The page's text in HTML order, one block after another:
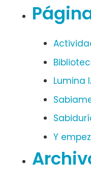
Lumina
Y